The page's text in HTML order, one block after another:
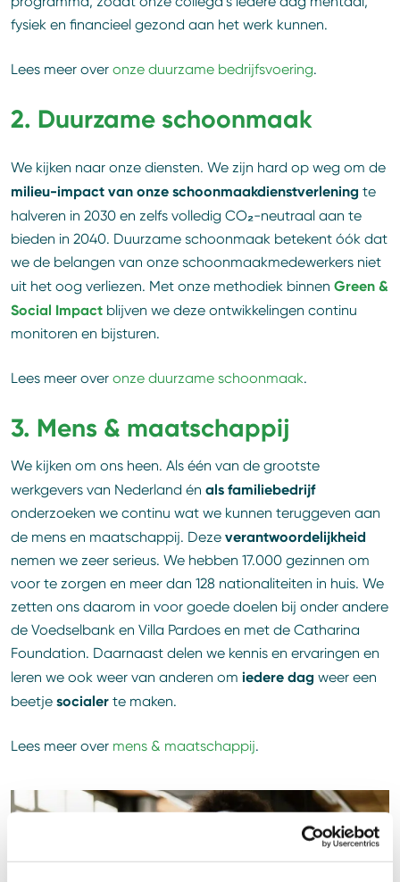
fysiek en financieel gezond aan het werk kunnen.
Lees meer over onze duurzame bedrijfsvoering.
2. Duurzame schoonmaak
We kijken naar onze diensten. We zijn hard op weg om de
milieu-impact van onze schoonmaakdienstverlening te
halveren in 2030 en zelfs volledig CO₂-neutraal aan te
bieden in 2040. Duurzame schoonmaak betekent óók dat
we de belangen van onze schoonmaakmedewerkers niet
uit het oog verliezen. Met onze methodiek binnen Green &
Social Impact blijven we deze ontwikkelingen continu
monitoren en bijsturen.
Lees meer over onze duurzame schoonmaak.
3. Mens & maatschappij
We kijken om ons heen. Als één van de grootste
werkgevers van Nederland én als familiebedrijf
onderzoeken we continu wat we kunnen teruggeven aan
de mens en maatschappij. Deze verantwoordelijkheid
nemen we zeer serieus. We hebben 17.000 gezinnen om
voor te zorgen en meer dan 128 nationaliteiten in huis. We
zetten ons daarom in voor goede doelen bij onder andere
de Voedselbank en Villa Pardoes en met de Catharina
Foundation. Daarnaast delen we kennis en ervaringen en
leren we ook weer van anderen om iedere dag weer een
beetje socialer te maken.
Lees meer over mens & maatschappij.